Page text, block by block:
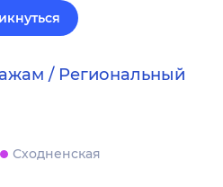
/ Региональный
Сходненская